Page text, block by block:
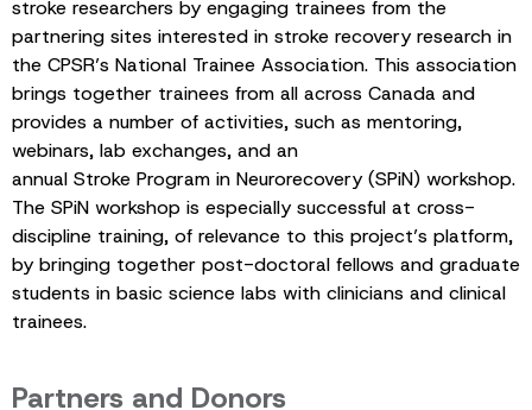
stroke researchers by engaging trainees from the
partnering sites interested in stroke recovery research in
the CPSR’s National Trainee Association. This association
brings together trainees from all across Canada and
provides a number of activities, such as mentoring,
webinars, lab exchanges, and an
annual Stroke Program in Neurorecovery (SPiN) workshop.
The SPiN workshop is especially successful at cross-
discipline training, of relevance to this project’s platform,
by bringing together post-doctoral fellows and graduate
students in basic science labs with clinicians and clinical
trainees.
Partners and Donors